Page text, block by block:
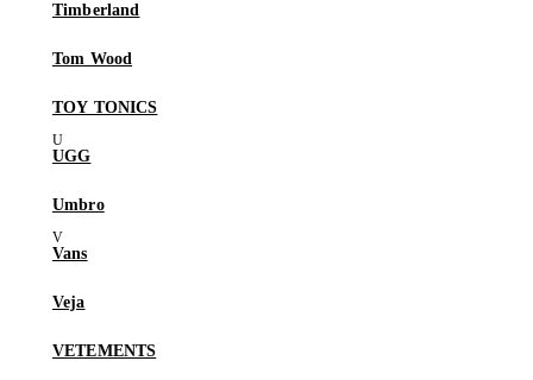
Timberland
Tom Wood
TOY TONICS
UGG
Umbro
Vans
Veja
VETEMENTS